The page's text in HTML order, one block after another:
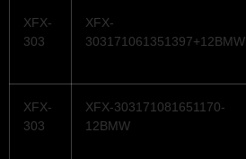
XFX-
303
XFX-
303171061351397+12BMW
XFX-
303
XFX-303171081651170-
12BMW